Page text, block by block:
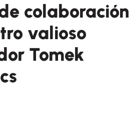
colaboración
valioso
Tomek